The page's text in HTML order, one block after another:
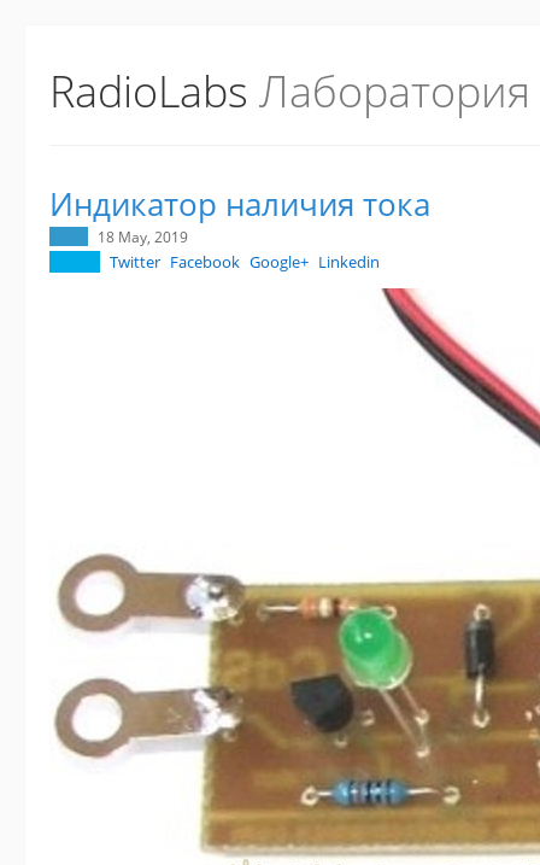
RadioLabs
Индикатор наличия тока
18 May, 2019
Twitter Facebook Google+ Linkedin